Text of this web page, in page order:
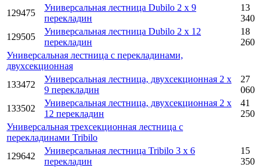
129475
Универсальная лестница Dubilo 2 x 9
перекладин
13
340
129505
Универсальная лестница Dubilo 2 x 12
перекладин
18
260
Универсальная лестница с перекладинами,
двухсекционная
133472
Универсальная лестница, двухсекционная 2 x
9 перекладин
27
060
133502
Универсальная лестница, двухсекционная 2 x
12 перекладин
41
250
Универсальная трехсекционная лестница с
перекладинами Tribilo
129642
Универсальная лестница Tribilo 3 x 6
перекладин
15
350